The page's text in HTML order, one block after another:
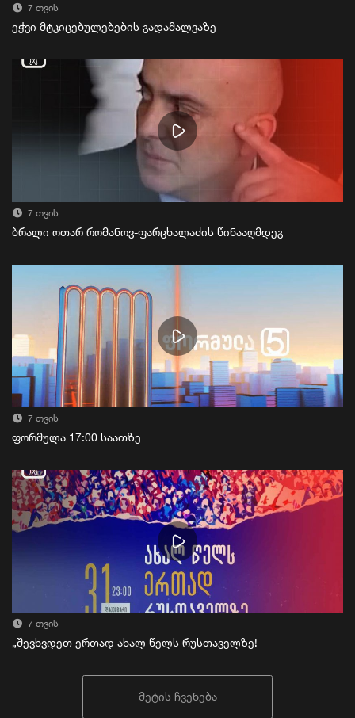
7 თვის
ეჭვი მტკიცებულებების გადამალვაზე
7 თვის
ბრალი ოთარ რომანოვ-ფარცხალაძის წინააღმდეგ
7 თვის
ფორმულა 17:00 საათზე
7 თვის
„შევხვდეთ ერთად ახალ წელს რუსთაველზე!
მეტის ჩვენება